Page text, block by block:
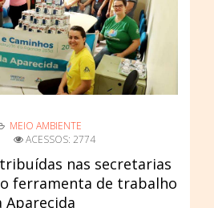
MEIO AMBIENTE
ACESSOS: 2774
nas secretarias
ferramenta de trabalho
Aparecida